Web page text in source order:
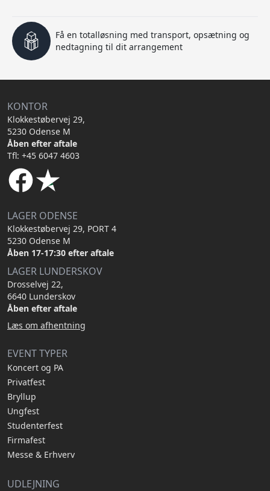
Få en totalløsning med transport, opsætning og
nedtagning til dit arrangement
KONTOR
Klokkestøbervej 29,
5230 Odense M
Åben efter aftale
Tfl: +45 6047 4603
LAGER ODENSE
Klokkestøbervej 29, PORT 4
5230 Odense M
Åben 17-17:30 efter aftale
LAGER LUNDERSKOV
Drosselvej 22,
6640 Lunderskov
Åben efter aftale
Læs om afhentning
EVENT TYPER
Koncert og PA
Privatfest
Bryllup
Ungfest
Studenterfest
Firmafest
Messe & Erhverv
UDLEJNING